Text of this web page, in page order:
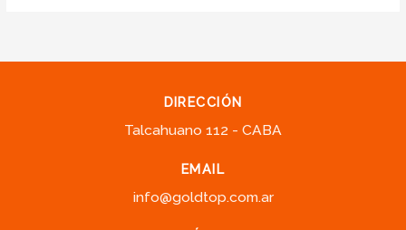
DIRECCIÓN
Talcahuano 112 - CABA
EMAIL
info@goldtop.com.ar